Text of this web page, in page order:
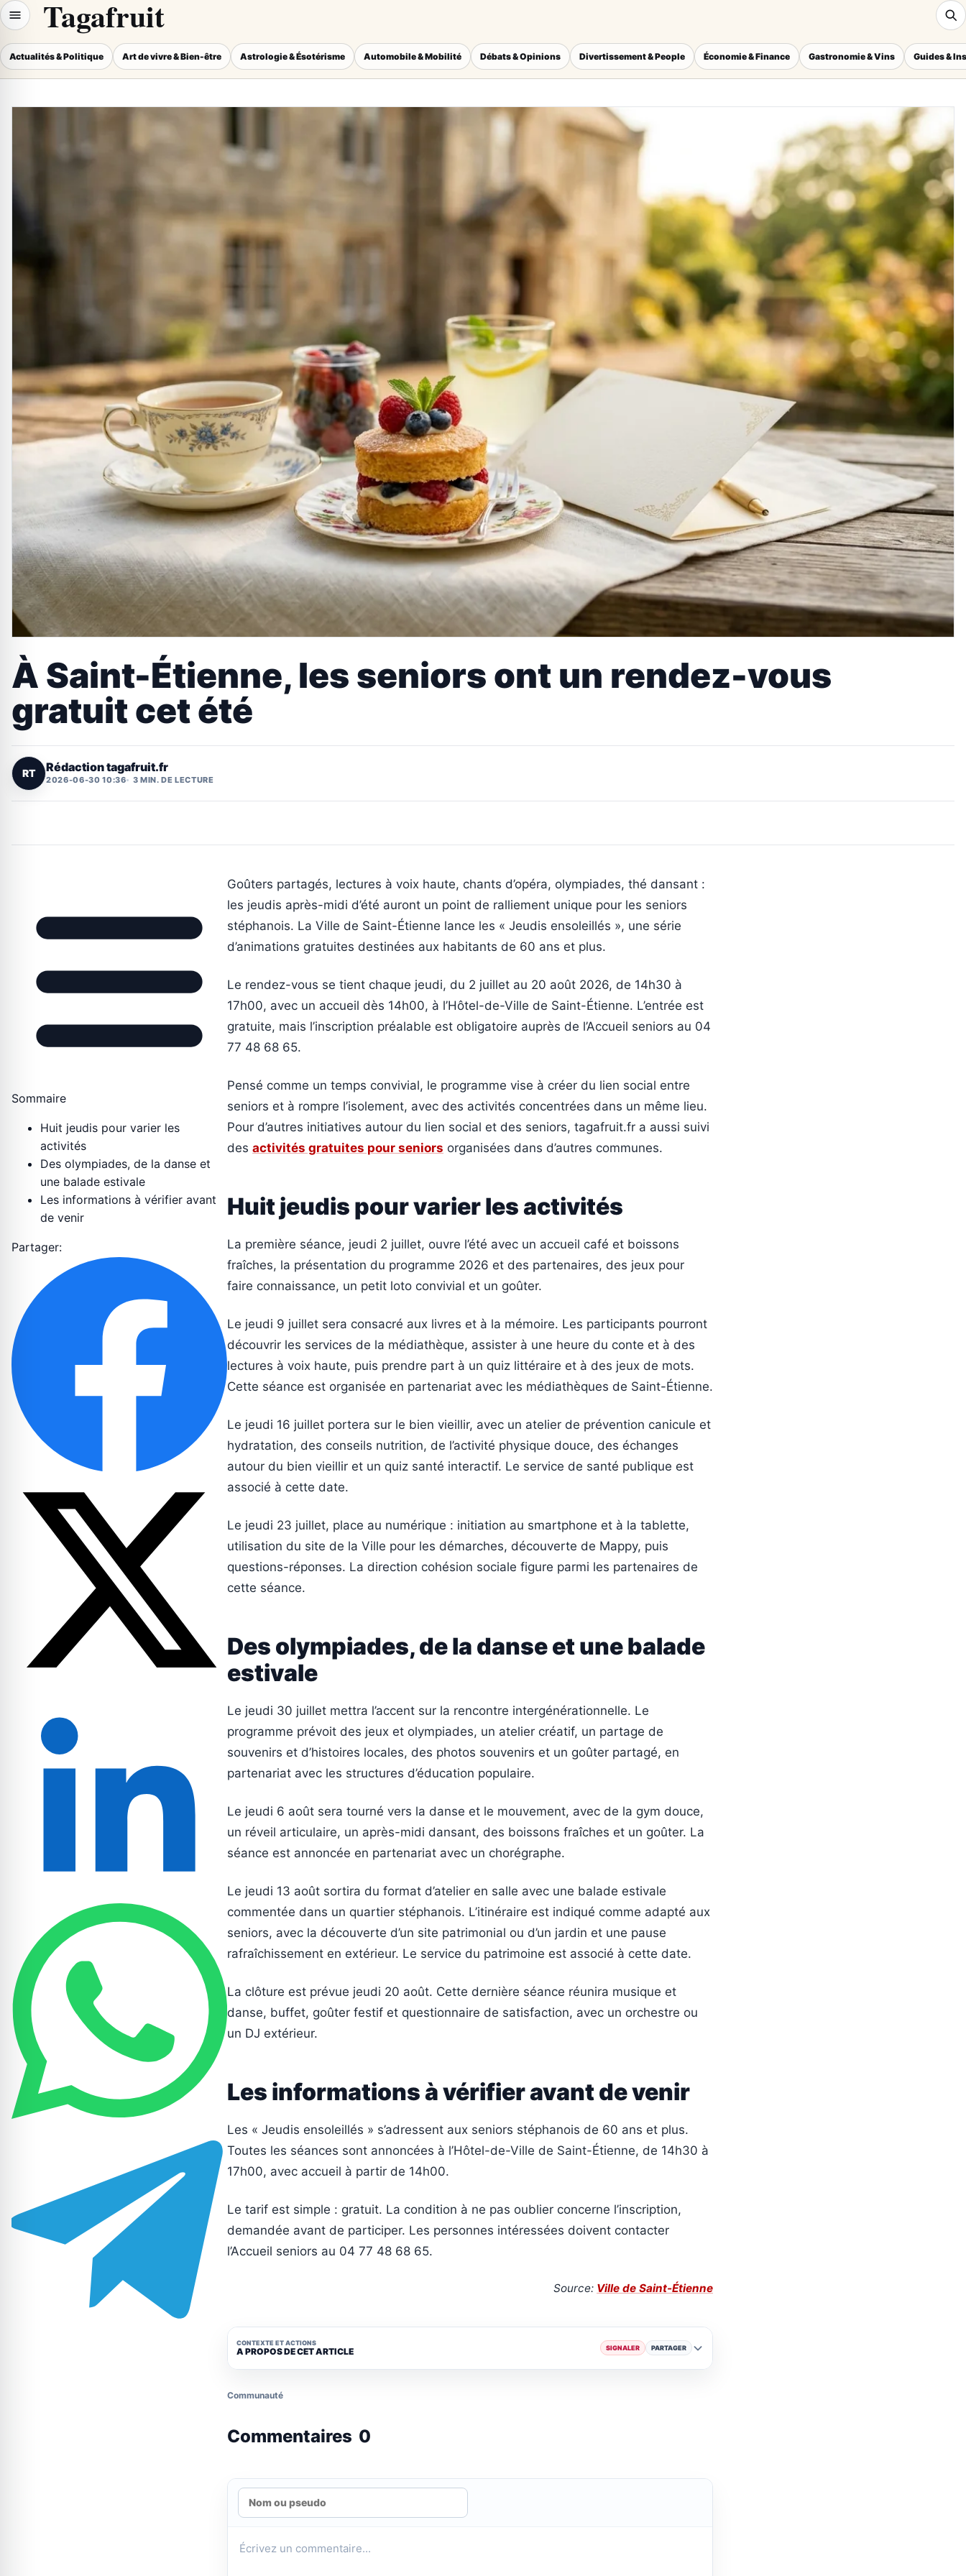
Tagafruit
Actualités & Politique Art de vivre & Bien-être Astrologie & Ésotérisme Automobile & Mobilité Débats & Opinions Divertissement & People Économie & Finance Gastronomie & Vins Guides &
À Saint-Étienne, les seniors ont un rendez-vous
gratuit cet été
RT Rédaction tagafruit.fr
2026-06-30 10:36 3 MIN. DE LECTURE
Sommaire
Huit jeudis pour varier les
activités
Des olympiades, de la danse et
une balade estivale
Les informations à vérifier avant
de venir
Partager:
Goûters partagés, lectures à voix haute, chants d’opéra, olympiades, thé dansant :
les jeudis après-midi d’été auront un point de ralliement unique pour les seniors
stéphanois. La Ville de Saint-Étienne lance les « Jeudis ensoleillés », une série
d’animations gratuites destinées aux habitants de 60 ans et plus.
Le rendez-vous se tient chaque jeudi, du 2 juillet au 20 août 2026, de 14h30 à
17h00, avec un accueil dès 14h00, à l’Hôtel-de-Ville de Saint-Étienne. L’entrée est
gratuite, mais l’inscription préalable est obligatoire auprès de l’Accueil seniors au 04
77 48 68 65.
Pensé comme un temps convivial, le programme vise à créer du lien social entre
seniors et à rompre l’isolement, avec des activités concentrées dans un même lieu.
Pour d’autres initiatives autour du lien social et des seniors, tagafruit.fr a aussi suivi
des activités gratuites pour seniors organisées dans d’autres communes.
Huit jeudis pour varier les activités
La première séance, jeudi 2 juillet, ouvre l’été avec un accueil café et boissons
fraîches, la présentation du programme 2026 et des partenaires, des jeux pour
faire connaissance, un petit loto convivial et un goûter.
Le jeudi 9 juillet sera consacré aux livres et à la mémoire. Les participants pourront
découvrir les services de la médiathèque, assister à une heure du conte et à des
lectures à voix haute, puis prendre part à un quiz littéraire et à des jeux de mots.
Cette séance est organisée en partenariat avec les médiathèques de Saint-Étienne.
Le jeudi 16 juillet portera sur le bien vieillir, avec un atelier de prévention canicule et
hydratation, des conseils nutrition, de l’activité physique douce, des échanges
autour du bien vieillir et un quiz santé interactif. Le service de santé publique est
associé à cette date.
Le jeudi 23 juillet, place au numérique : initiation au smartphone et à la tablette,
utilisation du site de la Ville pour les démarches, découverte de Mappy, puis
questions-réponses. La direction cohésion sociale figure parmi les partenaires de
cette séance.
Des olympiades, de la danse et une balade
estivale
Le jeudi 30 juillet mettra l’accent sur la rencontre intergénérationnelle. Le
programme prévoit des jeux et olympiades, un atelier créatif, un partage de
souvenirs et d’histoires locales, des photos souvenirs et un goûter partagé, en
partenariat avec les structures d’éducation populaire.
Le jeudi 6 août sera tourné vers la danse et le mouvement, avec de la gym douce,
un réveil articulaire, un après-midi dansant, des boissons fraîches et un goûter. La
séance est annoncée en partenariat avec un chorégraphe.
Le jeudi 13 août sortira du format d’atelier en salle avec une balade estivale
commentée dans un quartier stéphanois. L’itinéraire est indiqué comme adapté aux
seniors, avec la découverte d’un site patrimonial ou d’un jardin et une pause
rafraîchissement en extérieur. Le service du patrimoine est associé à cette date.
La clôture est prévue jeudi 20 août. Cette dernière séance réunira musique et
danse, buffet, goûter festif et questionnaire de satisfaction, avec un orchestre ou
un DJ extérieur.
Les informations à vérifier avant de venir
Les « Jeudis ensoleillés » s’adressent aux seniors stéphanois de 60 ans et plus.
Toutes les séances sont annoncées à l’Hôtel-de-Ville de Saint-Étienne, de 14h30 à
17h00, avec accueil à partir de 14h00.
Le tarif est simple : gratuit. La condition à ne pas oublier concerne l’inscription,
demandée avant de participer. Les personnes intéressées doivent contacter
l’Accueil seniors au 04 77 48 68 65.
Source: Ville de Saint-Étienne
CONTEXTE ET ACTIONS
A PROPOS DE CET ARTICLE SIGNALER PARTAGER
Communauté
Commentaires 0